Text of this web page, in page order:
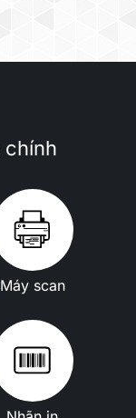
chính
Máy scan